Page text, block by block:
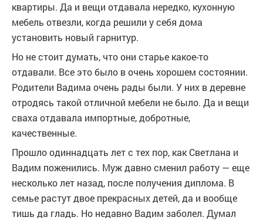
квартиры. Да и вещи отдавала нередко, кухонную
мебель отвезли, когда решили у себя дома
установить новый гарнитур.
Но не стоит думать, что они старье какое-то
отдавали. Все это было в очень хорошем состоянии.
Родители Вадима очень рады были. У них в деревне
отродясь такой отличной мебели не было. Да и вещи
сваха отдавала импортные, добротные,
качественные.
Прошло одиннадцать лет с тех пор, как Светлана и
Вадим поженились. Муж давно сменил работу — еще
несколько лет назад, после получения диплома. В
семье растут двое прекрасных детей, да и вообще
тишь да гладь. Но недавно Вадим заболел. Думал